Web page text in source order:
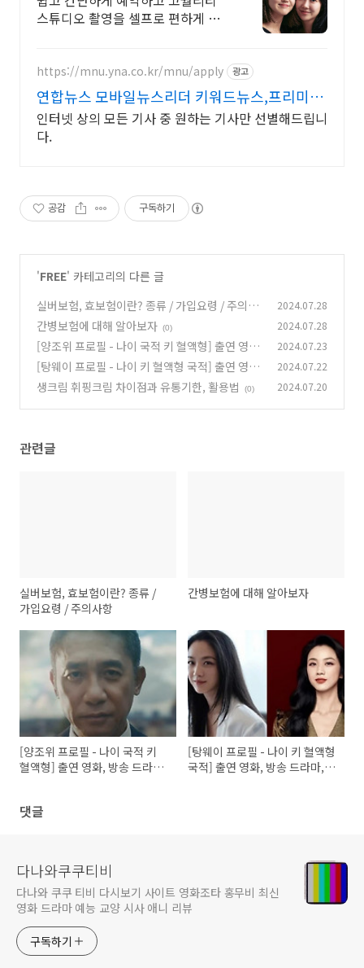
스튜디오 촬영을 셀프로 편하게 촬
https://mnu.yna.co.kr/mnu/apply 광고
연합뉴스 모바일뉴스리더 키워드뉴스,프리미엄
인물검색
인터넷 상의 모든 기사 중 원하는 기사만 선별해드립니
다.
공감 구독하기
'FREE' 카테고리의 다른 글
실버보험, 효보험이란? 종류 / 가입요령 / 주의사
항 (0)
2024.07.28
간병보험에 대해 알아보자 (0) 2024.07.28
[양조위 프로필 - 나이 국적 키 혈액형] 출연 영화,
방송 드라마, 배우자 유가령
(0)
2024.07.23
[탕웨이 프로필 - 나이 키 혈액형 국적] 출연 영화,
방송 드라마, 남편 김태용
(0)
2024.07.22
생크림 휘핑크림 차이점과 유통기한, 활용법 (0) 2024.07.20
관련글
실버보험, 효보험이란? 종류 /
가입요령 / 주의사항
간병보험에 대해 알아보자
[양조위 프로필 - 나이 국적 키
혈액형] 출연 영화, 방송 드라마,
[탕웨이 프로필 - 나이 키 혈액형
국적] 출연 영화, 방송 드라마,
댓글
다나와쿠쿠티비
다나와 쿠쿠 티비 다시보기 사이트 영화조타 홍무비 최신
영화 드라마 예능 교양 시사 애니 리뷰
구독하기